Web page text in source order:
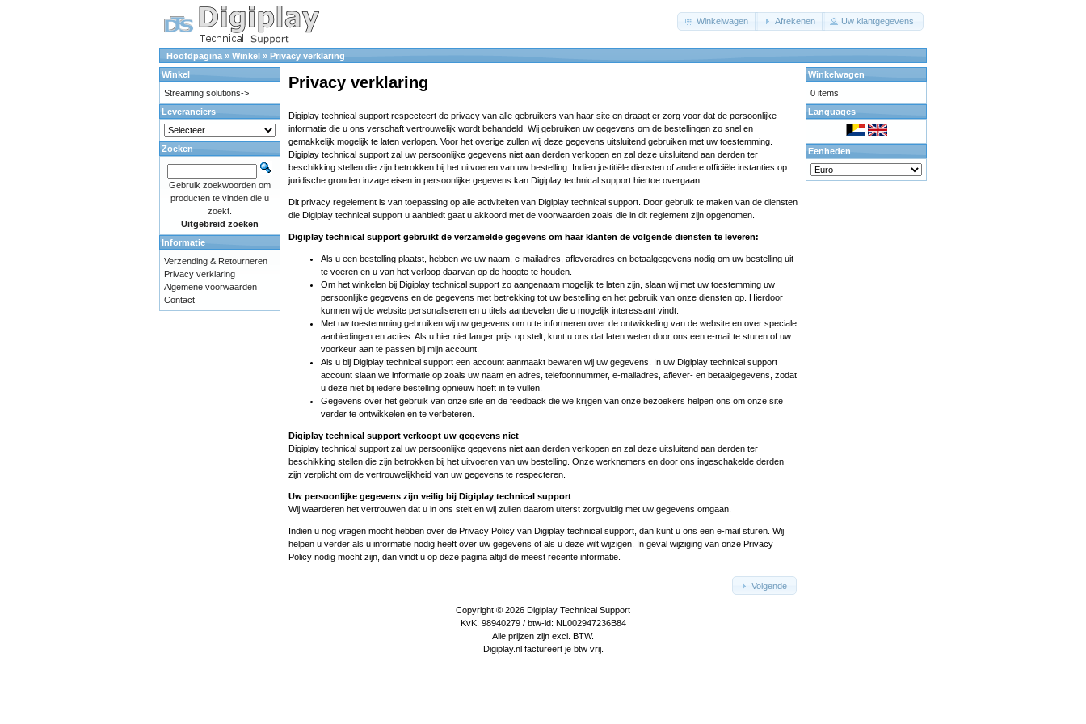
Winkelwagen Afrekenen Uw klantgegevens
Hoofdpagina » Winkel » Privacy verklaring
Privacy verklaring
Digiplay technical support respecteert de privacy van alle gebruikers van haar site en draagt er zorg voor dat de persoonlijke
informatie die u ons verschaft vertrouwelijk wordt behandeld. Wij gebruiken uw gegevens om de bestellingen zo snel en
gemakkelijk mogelijk te laten verlopen. Voor het overige zullen wij deze gegevens uitsluitend gebruiken met uw toestemming.
Digiplay technical support zal uw persoonlijke gegevens niet aan derden verkopen en zal deze uitsluitend aan derden ter
beschikking stellen die zijn betrokken bij het uitvoeren van uw bestelling. Indien justitiële diensten of andere officiële instanties op
juridische gronden inzage eisen in persoonlijke gegevens kan Digiplay technical support hiertoe overgaan.
Dit privacy regelement is van toepassing op alle activiteiten van Digiplay technical support. Door gebruik te maken van de diensten
die Digiplay technical support u aanbiedt gaat u akkoord met de voorwaarden zoals die in dit reglement zijn opgenomen.
Digiplay technical support gebruikt de verzamelde gegevens om haar klanten de volgende diensten te leveren:
Als u een bestelling plaatst, hebben we uw naam, e-mailadres, afleveradres en betaalgegevens nodig om uw bestelling uit
te voeren en u van het verloop daarvan op de hoogte te houden.
Om het winkelen bij Digiplay technical support zo aangenaam mogelijk te laten zijn, slaan wij met uw toestemming uw
persoonlijke gegevens en de gegevens met betrekking tot uw bestelling en het gebruik van onze diensten op. Hierdoor
kunnen wij de website personaliseren en u titels aanbevelen die u mogelijk interessant vindt.
Met uw toestemming gebruiken wij uw gegevens om u te informeren over de ontwikkeling van de website en over speciale
aanbiedingen en acties. Als u hier niet langer prijs op stelt, kunt u ons dat laten weten door ons een e-mail te sturen of uw
voorkeur aan te passen bij mijn account.
Als u bij Digiplay technical support een account aanmaakt bewaren wij uw gegevens. In uw Digiplay technical support
account slaan we informatie op zoals uw naam en adres, telefoonnummer, e-mailadres, aflever- en betaalgegevens, zodat
u deze niet bij iedere bestelling opnieuw hoeft in te vullen.
Gegevens over het gebruik van onze site en de feedback die we krijgen van onze bezoekers helpen ons om onze site
verder te ontwikkelen en te verbeteren.
Digiplay technical support verkoopt uw gegevens niet
Digiplay technical support zal uw persoonlijke gegevens niet aan derden verkopen en zal deze uitsluitend aan derden ter
beschikking stellen die zijn betrokken bij het uitvoeren van uw bestelling. Onze werknemers en door ons ingeschakelde derden
zijn verplicht om de vertrouwelijkheid van uw gegevens te respecteren.
Uw persoonlijke gegevens zijn veilig bij Digiplay technical support
Wij waarderen het vertrouwen dat u in ons stelt en wij zullen daarom uiterst zorgvuldig met uw gegevens omgaan.
Indien u nog vragen mocht hebben over de Privacy Policy van Digiplay technical support, dan kunt u ons een e-mail sturen. Wij
helpen u verder als u informatie nodig heeft over uw gegevens of als u deze wilt wijzigen. In geval wijziging van onze Privacy
Policy nodig mocht zijn, dan vindt u op deze pagina altijd de meest recente informatie.
Volgende
Winkel
Streaming solutions->
Leveranciers
Zoeken
Gebruik zoekwoorden om
producten te vinden die u
zoekt.
Uitgebreid zoeken
Informatie
Verzending & Retourneren
Privacy verklaring
Algemene voorwaarden
Contact
Winkelwagen
0 items
Languages
Eenheden
Copyright © 2026 Digiplay Technical Support
KvK: 98940279 / btw-id: NL002947236B84
Alle prijzen zijn excl. BTW.
Digiplay.nl factureert je btw vrij.